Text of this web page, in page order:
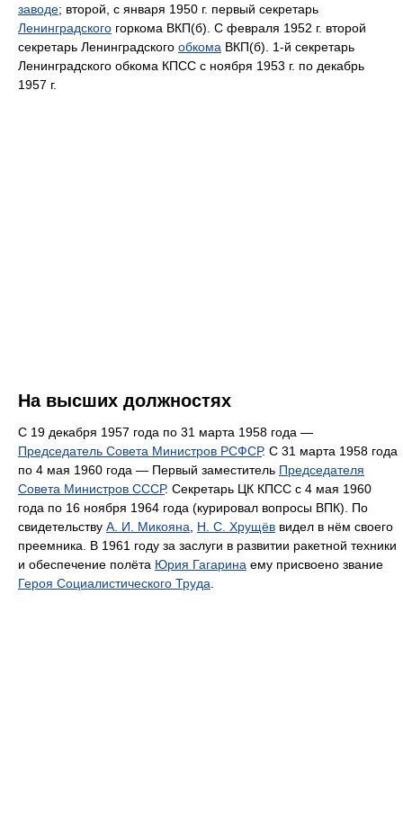
заводе; второй, с января 1950 г. первый секретарь
Ленинградского горкома ВКП(б). С февраля 1952 г. второй
секретарь Ленинградского обкома ВКП(б). 1-й секретарь
Ленинградского обкома КПСС с ноября 1953 г. по декабрь
1957 г.
На высших должностях
С 19 декабря 1957 года по 31 марта 1958 года —
Председатель Совета Министров РСФСР. С 31 марта 1958 года
по 4 мая 1960 года — Первый заместитель Председателя
Совета Министров СССР. Секретарь ЦК КПСС с 4 мая 1960
года по 16 ноября 1964 года (курировал вопросы ВПК). По
свидетельству А. И. Микояна Н. С. Хрущёв видел в нём своего
преемника. В 1961 году за заслуги в развитии ракетной техники
и обеспечение полёта Юрия Гагарина ему присвоено звание
Героя Социалистического Труда